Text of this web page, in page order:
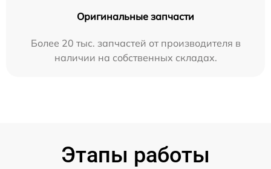
Оригинальные запчасти
Более 20 тыс. запчастей от производителя в
наличии на собственных складах.
Этапы работы